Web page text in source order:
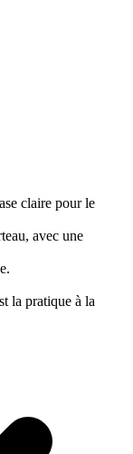
claire pour le
avec une
la pratique à la